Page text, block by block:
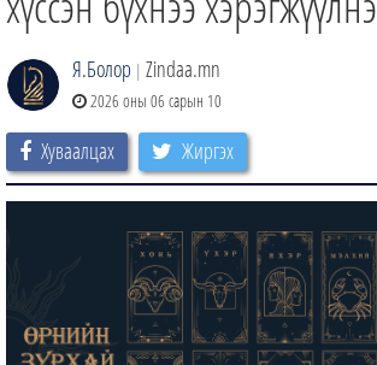
ЗИНДАА СЭТГҮҮЛ
Я.Болор | Zindaa.mn
2026 оны 06 сарын 10
Хуваалцах Жиргэх